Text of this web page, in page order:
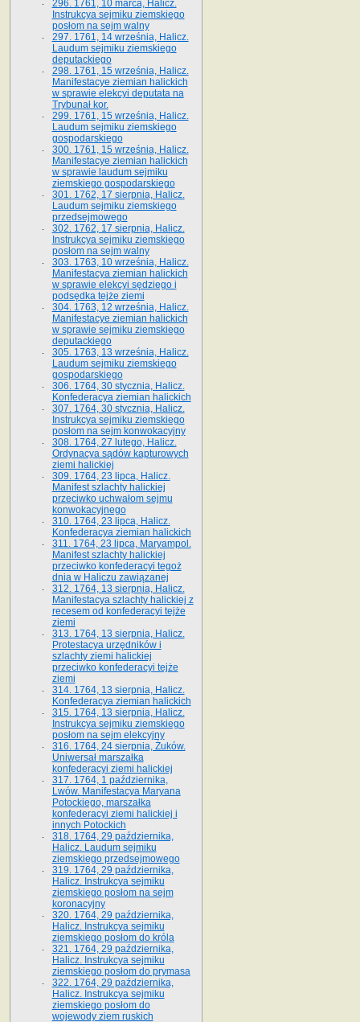
296. 1761, 10 marca, Halicz.
Instrukcya sejmiku ziemskiego
posłom na sejm walny
297. 1761, 14 września, Halicz.
Laudum sejmiku ziemskiego
deputackiego
298. 1761, 15 września, Halicz.
Manifestacye ziemian halickich
w sprawie elekcyi deputata na
Trybunał kor.
299. 1761, 15 września, Halicz.
Laudum sejmiku ziemskiego
gospodarskiego
300. 1761, 15 września, Halicz.
Manifestacye ziemian halickich
w sprawie laudum sejmiku
ziemskiego gospodarskiego
301. 1762, 17 sierpnia, Halicz.
Laudum sejmiku ziemskiego
przedsejmowego
302. 1762, 17 sierpnia, Halicz.
Instrukcya sejmiku ziemskiego
posłom na sejm walny
303. 1763, 10 września, Halicz.
Manifestacya ziemian halickich
w sprawie elekcyi sędziego i
podsędka tejże ziemi
304. 1763, 12 września, Halicz.
Manifestacye ziemian halickich
w sprawie sejmiku ziemskiego
deputackiego
305. 1763, 13 września, Halicz.
Laudum sejmiku ziemskiego
gospodarskiego
306. 1764, 30 stycznia, Halicz.
Konfederacya ziemian halickich
307. 1764, 30 stycznia, Halicz.
Instrukcya sejmiku ziemskiego
posłom na sejm konwokacyjny
308. 1764, 27 lutego, Halicz.
Ordynacya sądów kapturowych
ziemi halickiej
309. 1764, 23 lipca, Halicz.
Manifest szlachty halickiej
przeciwko uchwałom sejmu
konwokacyjnego
310. 1764, 23 lipca, Halicz.
Konfederacya ziemian halickich
311. 1764, 23 lipca, Maryampol.
Manifest szlachty halickiej
przeciwko konfederacyi tegoż
dnia w Haliczu zawiązanej
312. 1764, 13 sierpnia, Halicz.
Manifestacya szlachty halickiej z
recesem od konfederacyi tejże
ziemi
313. 1764, 13 sierpnia, Halicz.
Protestacya urzędników i
szlachty ziemi halickiej
przeciwko konfederacyi tejże
ziemi
314. 1764, 13 sierpnia, Halicz.
Konfederacya ziemian halickich
315. 1764, 13 sierpnia, Halicz.
Instrukcya sejmiku ziemskiego
posłom na sejm elekcyjny
316. 1764, 24 sierpnia, Żuków.
Uniwersał marszałka
konfederacyi ziemi halickiej
317. 1764, 1 października,
Lwów. Manifestacya Maryana
Potockiego, marszałka
konfederacyi ziemi halickiej i
innych Potockich
318. 1764, 29 października,
Halicz. Laudum sejmiku
ziemskiego przedsejmowego
319. 1764, 29 października,
Halicz. Instrukcya sejmiku
ziemskiego posłom na sejm
koronacyjny
320. 1764, 29 października,
Halicz. Instrukcya sejmiku
ziemskiego posłom do króla
321. 1764, 29 października,
Halicz. Instrukcya sejmiku
ziemskiego posłom do prymasa
322. 1764, 29 października,
Halicz. Instrukcya sejmiku
ziemskiego posłom do
wojewody ziem ruskich